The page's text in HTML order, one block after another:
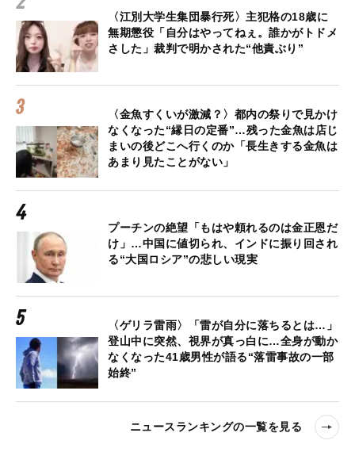
〈江別大学生集団暴行死〉主犯格の18歳に
無期懲役「自分はやってねぇ。誰かがトドメ
さした」裁判で明かされた“他責ぶり”
〈金魚すくいが激減？〉都内の祭りで見かけ
なくなった“縁日の定番”…残った金魚は店じ
まいの後どこへ行くのか「長生きする金魚は
あまり見たことがない」
プーチンの絶望「もはや頼れるのは金正恩だ
け」…中国に値切られ、インドに振り回され
る“大国ロシア”の悲しい現実
〈ゲリラ雷雨〉「雷が自分に落ちるとは…」
登山中に突然、視界が真っ白に…全身が動か
なくなった41歳男性が語る“落雷事故の一部
始終”
ニュースランキングの一覧を見る